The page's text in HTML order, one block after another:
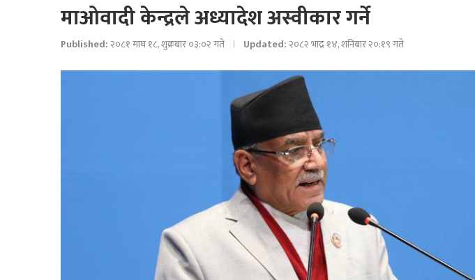
माओवादी केन्द्रले अध्यादेश अस्वीकार गर्ने
Published:२०८१ माघ १८, शुक्रबार ०३:०२ गते Updated:२०८२ भाद्र १४, शनिबार २०:१९ गते